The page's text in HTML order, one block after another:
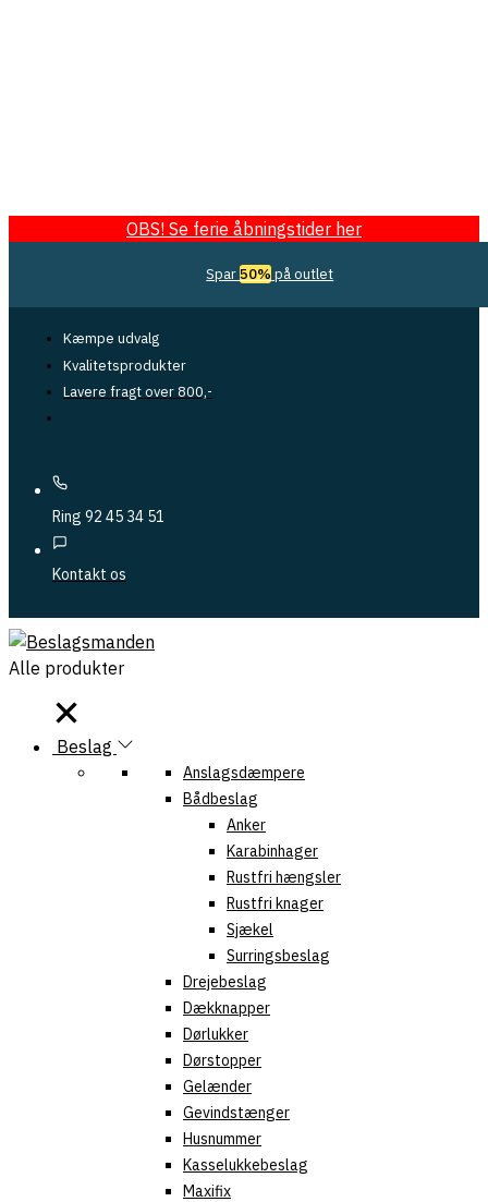
OBS! Se ferie åbningstider her
Kæmpe udvalg
Kvalitetsprodukter
Lavere fragt over 800,-
Spar50% på outlet
Ring 92 45 34 51
Kontakt os
Alle produkter
Beslag
Anslagsdæmpere
Bådbeslag
Anker
Karabinhager
Rustfri hængsler
Rustfri knager
Sjækel
Surringsbeslag
Drejebeslag
Dækknapper
Dørlukker
Dørstopper
Gelænder
Gevindstænger
Husnummer
Kasselukkebeslag
Maxifix